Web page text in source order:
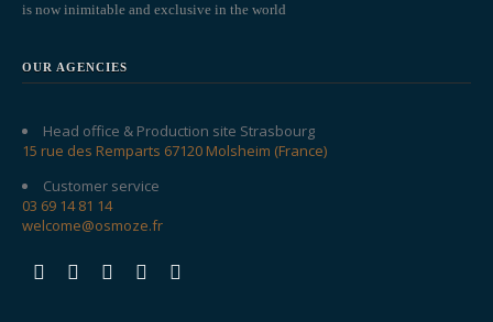
is now inimitable and exclusive in the world
OUR AGENCIES
Head office & Production site Strasbourg
15 rue des Remparts 67120 Molsheim (France)
Customer service
03 69 14 81 14
welcome@osmoze.fr